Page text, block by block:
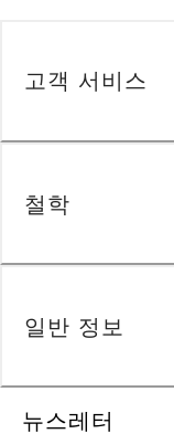
뉴스레터
고객 서비스
철학
일반 정보